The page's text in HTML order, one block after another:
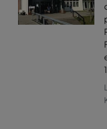
0170 287x287x370-5
0170 592x287x370-